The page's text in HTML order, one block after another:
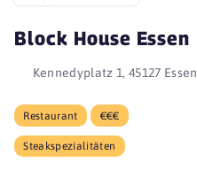
Block House Essen
Kennedyplatz 1, 45127 Essen
Restaurant €€€
Steakspezialitäten